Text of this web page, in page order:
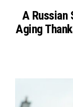
A Russian
Aging